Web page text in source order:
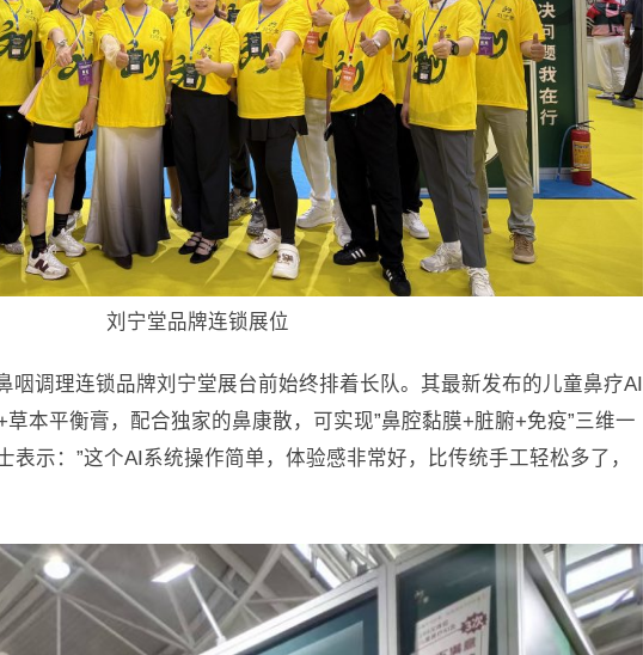
刘宁堂品牌连锁展位
咽调理连锁品牌刘宁堂展台前始终排着长队。其最新发布的儿童鼻疗AI
本平衡膏，配合独家的鼻康散，可实现”鼻腔黏膜+脏腑+免疫”三维一
表示：”这个AI系统操作简单，体验感非常好，比传统手工轻松多了，